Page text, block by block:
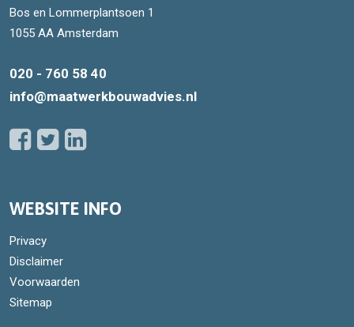
Bos en Lommerplantsoen 1
1055 AA Amsterdam
020 - 760 58 40
info@maatwerkbouwadvies.nl
WEBSITE INFO
Privacy
Disclaimer
Voorwaarden
Sitemap